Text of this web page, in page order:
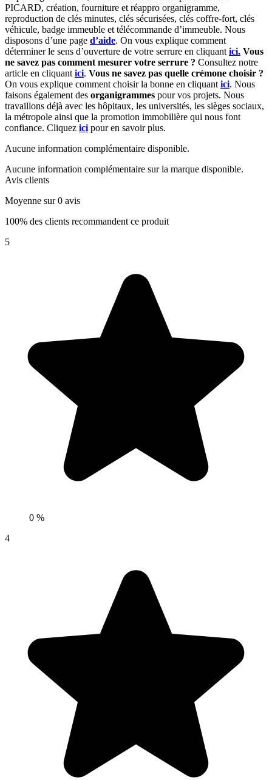
PICARD, création, fourniture et réappro organigramme,
reproduction de clés minutes, clés sécurisées, clés coffre-fort, clés
véhicule, badge immeuble et télécommande d’immeuble. Nous
disposons d’une page d’aide. On vous explique comment
déterminer le sens d’ouverture de votre serrure en cliquant ici. Vous
ne savez pas comment mesurer votre serrure ? Consultez notre
article en cliquant ici. Vous ne savez pas quelle crémone choisir ?
On vous explique comment choisir la bonne en cliquant ici. Nous
faisons également des organigrammes pour vos projets. Nous
travaillons déjà avec les hôpitaux, les universités, les sièges sociaux,
la métropole ainsi que la promotion immobilière qui nous font
confiance. Cliquez ici
Aucune information complémentaire disponible.
Aucune information complémentaire sur la marque disponible.
Avis clients
Moyenne sur 0 avis
100% des clients recommandent ce produit
5
0 %
4